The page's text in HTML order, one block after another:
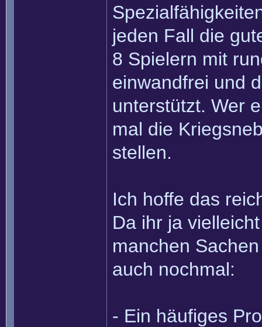
jeden Fall die
8 Spielern mit
einwandfrei und
unterstützt. Wer
mal die
stellen.
Ich hoffe das
Da ihr ja
manchen
auch nochmal:
- Ein häufiges